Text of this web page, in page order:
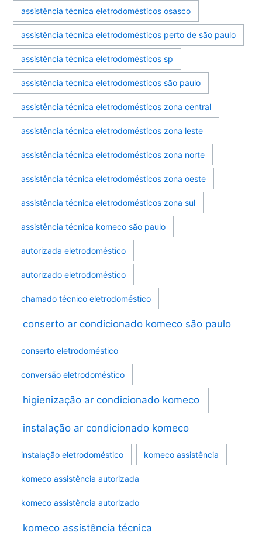
assistência técnica eletrodomésticos osasco
assistência técnica eletrodomésticos perto de são paulo
assistência técnica eletrodomésticos sp
assistência técnica eletrodomésticos são paulo
assistência técnica eletrodomésticos zona central
assistência técnica eletrodomésticos zona leste
assistência técnica eletrodomésticos zona norte
assistência técnica eletrodomésticos zona oeste
assistência técnica eletrodomésticos zona sul
assistência técnica komeco são paulo
autorizada eletrodoméstico
autorizado eletrodoméstico
chamado técnico eletrodoméstico
conserto ar condicionado komeco são paulo
conserto eletrodoméstico
conversão eletrodoméstico
higienização ar condicionado komeco
instalação ar condicionado komeco
instalação eletrodoméstico komeco assistência
komeco assistência autorizada
komeco assistência autorizado
komeco assistência técnica